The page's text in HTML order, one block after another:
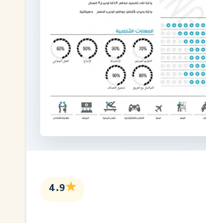
★
4.9